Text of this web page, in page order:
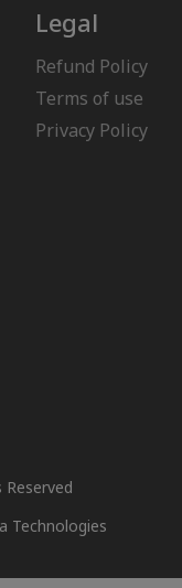
Legal
Refund Policy
Terms of use
Privacy Policy
Technologies